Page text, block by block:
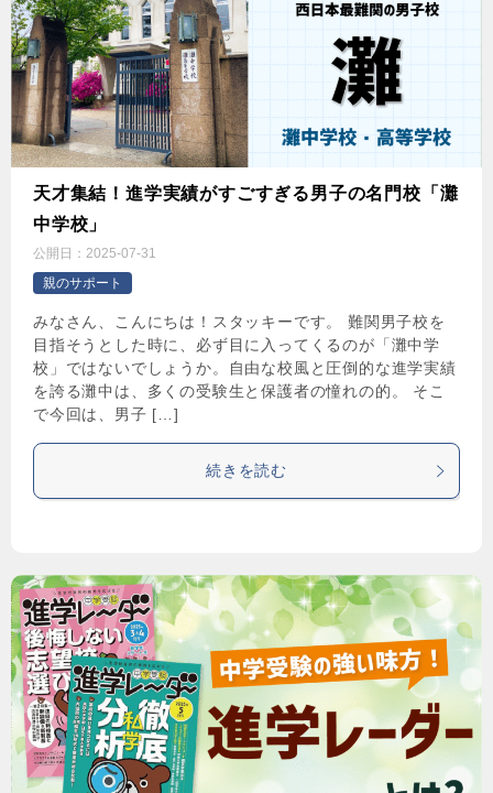
天才集結！進学実績がすごすぎる男子の名門校「灘
中学校」
公開日： 2025-07-31
親のサポート
みなさん、こんにちは！スタッキーです。 難関男子校を
目指そうとした時に、必ず目に入ってくるのが「灘中学
校」ではないでしょうか。自由な校風と圧倒的な進学実績
を誇る灘中は、多くの受験生と保護者の憧れの的。 そこ
で今回は、男子 […]
続きを読む